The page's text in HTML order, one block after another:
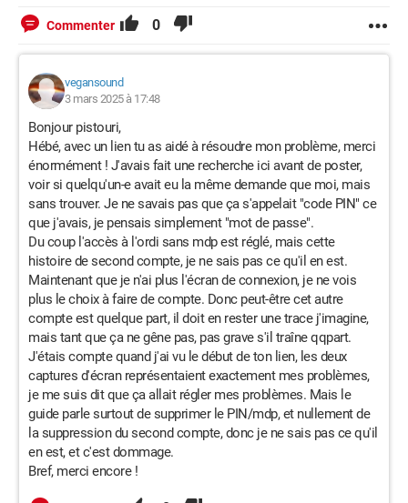
Commenter 0
vegansound
3 mars 2025 à 17:48
Bonjour pistouri,
Hébé, avec un lien tu as aidé à résoudre mon problème, merci
énormément ! J'avais fait une recherche ici avant de poster,
voir si quelqu'un-e avait eu la même demande que moi, mais
sans trouver. Je ne savais pas que ça s'appelait "code PIN" ce
que j'avais, je pensais simplement "mot de passe".
Du coup l'accès à l'ordi sans mdp est réglé, mais cette
histoire de second compte, je ne sais pas ce qu'il en est.
Maintenant que je n'ai plus l'écran de connexion, je ne vois
plus le choix à faire de compte. Donc peut-être cet autre
compte est quelque part, il doit en rester une trace j'imagine,
mais tant que ça ne gêne pas, pas grave s'il traîne qqpart.
J'étais compte quand j'ai vu le début de ton lien, les deux
captures d'écran représentaient exactement mes problèmes,
je me suis dit que ça allait régler mes problèmes. Mais le
guide parle surtout de supprimer le PIN/mdp, et nullement de
la suppression du second compte, donc je ne sais pas ce qu'il
en est, et c'est dommage.
Bref, merci encore !